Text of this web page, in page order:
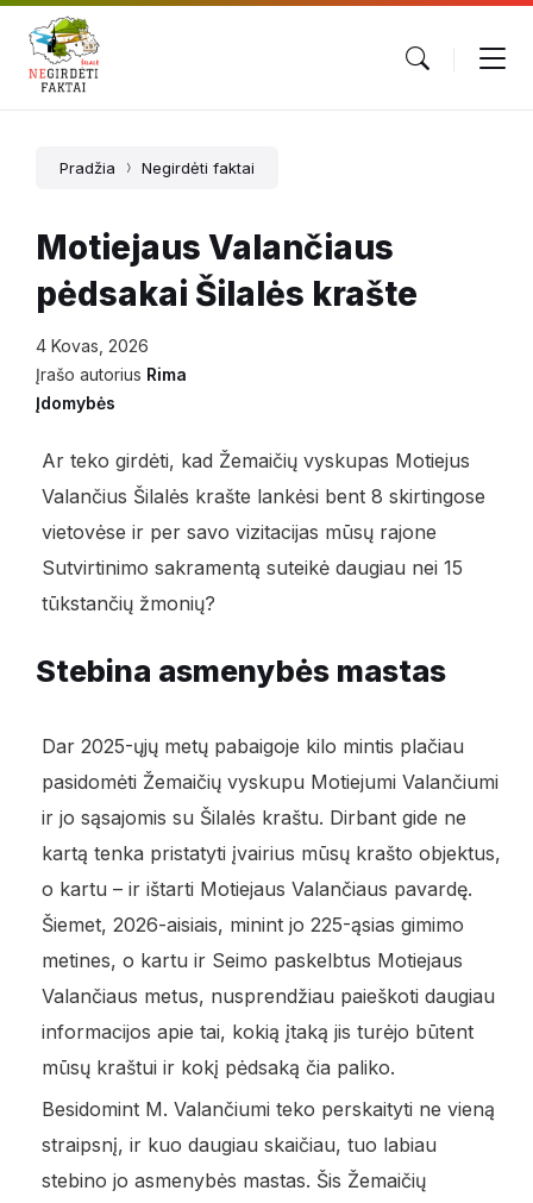
Pradžia Negirdėti faktai
Motiejaus Valančiaus
pėdsakai Šilalės krašte
4 Kovas, 2026
Įrašo autorius Rima
Įdomybės
Ar teko girdėti, kad Žemaičių vyskupas Motiejus
Valančius Šilalės krašte lankėsi bent 8 skirtingose
vietovėse ir per savo vizitacijas mūsų rajone
Sutvirtinimo sakramentą suteikė daugiau nei 15
tūkstančių žmonių?
Stebina asmenybės mastas
Dar 2025-ųjų metų pabaigoje kilo mintis plačiau
pasidomėti Žemaičių vyskupu Motiejumi Valančiumi
ir jo sąsajomis su Šilalės kraštu. Dirbant gide ne
kartą tenka pristatyti įvairius mūsų krašto objektus,
o kartu – ir ištarti Motiejaus Valančiaus pavardę.
Šiemet, 2026-aisiais, minint jo 225-ąsias gimimo
metines, o kartu ir Seimo paskelbtus Motiejaus
Valančiaus metus, nusprendžiau paieškoti daugiau
informacijos apie tai, kokią įtaką jis turėjo būtent
mūsų kraštui ir kokį pėdsaką čia paliko.
Besidomint M. Valančiumi teko perskaityti ne vieną
straipsnį, ir kuo daugiau skaičiau, tuo labiau
stebino jo asmenybės mastas. Šis Žemaičių